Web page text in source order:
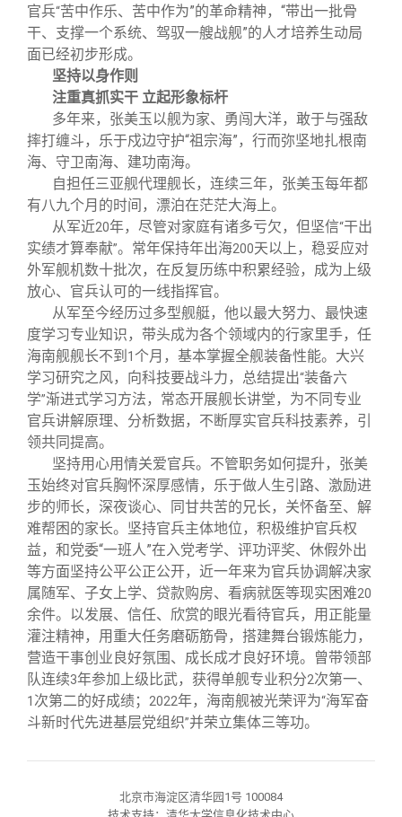
官兵“苦中作乐、苦中作为”的革命精神，“带出一批骨
干、支撑一个系统、驾驭一艘战舰”的人才培养生动局
面已经初步形成。
坚持以身作则
注重真抓实干 立起形象标杆
多年来，张美玉以舰为家、勇闯大洋，敢于与强敌
摔打缠斗，乐于戍边守护“祖宗海”，行而弥坚地扎根南
海、守卫南海、建功南海。
自担任三亚舰代理舰长，连续三年，张美玉每年都
有八九个月的时间，漂泊在茫茫大海上。
从军近20年，尽管对家庭有诸多亏欠，但坚信“干出
实绩才算奉献”。常年保持年出海200天以上，稳妥应对
外军舰机数十批次，在反复历练中积累经验，成为上级
放心、官兵认可的一线指挥官。
从军至今经历过多型舰艇，他以最大努力、最快速
度学习专业知识，带头成为各个领域内的行家里手，任
海南舰舰长不到 1 个月，基本掌握全舰装备性能。大兴
学习研究之风，向科技要战斗力，总结提出“装备六
学”渐进式学习方法，常态开展舰长讲堂，为不同专业
官兵讲解原理、分析数据，不断厚实官兵科技素养，引
领共同提高。
坚持用心用情关爱官兵。不管职务如何提升，张美
玉始终对官兵胸怀深厚感情，乐于做人生引路、激励进
步的师长，深夜谈心、同甘共苦的兄长，关怀备至、解
难帮困的家长。坚持官兵主体地位，积极维护官兵权
益，和党委“一班人”在入党考学、评功评奖、休假外出
等方面坚持公平公正公开，近一年来为官兵协调解决家
属随军、子女上学、贷款购房、看病就医等现实困难20
余件。以发展、信任、欣赏的眼光看待官兵，用正能量
灌注精神，用重大任务磨砺筋骨，搭建舞台锻炼能力，
营造干事创业良好氛围、成长成才良好环境。曾带领部
队连续3年参加上级比武，获得单舰专业积分2次第一、
1 次第二的好成绩； 2022年，海南舰被光荣评为“海军奋
斗新时代先进基层党组织”并荣立集体三等功。
北京市海淀区清华园1号 100084